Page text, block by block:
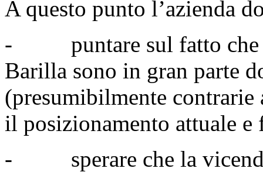
A questo punto l’azienda
- puntare sul fatto che i
Barilla sono in gran parte
(presumibilmente
il posizionamento attuale
- sperare che la vicenda